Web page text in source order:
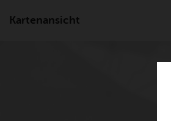
Kartenansicht